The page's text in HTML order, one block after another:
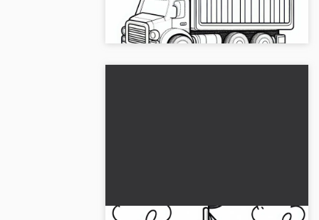
väritysohje ilmaiseksi ja muokkaa sitä
verkossa!...